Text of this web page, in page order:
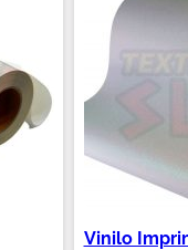
Vinilo